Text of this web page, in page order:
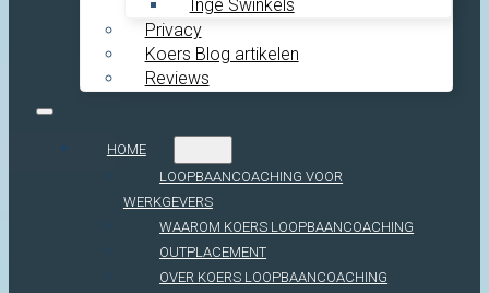
Inge Swinkels
Privacy
Koers Blog artikelen
Reviews
HOME
LOOPBAANCOACHING VOOR
WERKGEVERS
WAAROM KOERS LOOPBAANCOACHING
OUTPLACEMENT
OVER KOERS LOOPBAANCOACHING